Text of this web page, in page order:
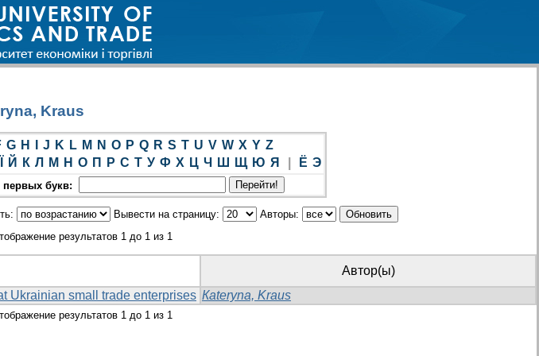
Kraus
G H J K L M N O P Q R S T U V W X Y Z
Й К Л М Н О П Р С Т У Ф Х Ц Ч Ш Щ Ю Я Ё Э
первых букв:
Вывести на страницу:
Авторы:
результатов 1 до 1 из 1
Автор(ы)
Ukrainian small trade enterprises Кateryna, Kraus
результатов 1 до 1 из 1